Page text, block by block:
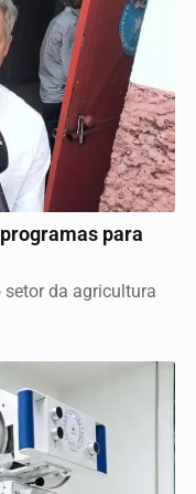
para
da agricultura